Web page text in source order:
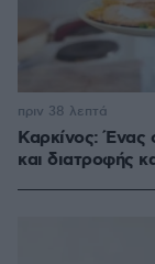
Καρκίνος: Ένας
και διατροφής
πριν 38 λεπτά